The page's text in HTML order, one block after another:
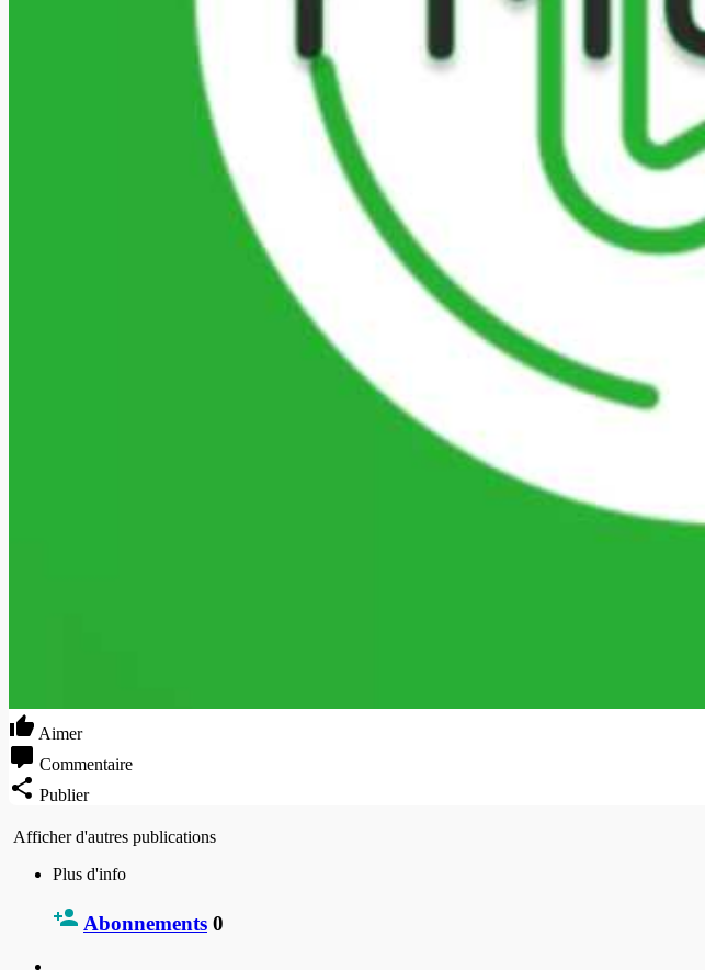
Aimer
Commentaire
Publier
Afficher d'autres publications
Plus d'info
Abonnements 0